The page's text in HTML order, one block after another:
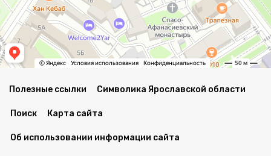
Полезные ссылки Символика Ярославской области
Поиск Карта сайта
Об использовании информации сайта